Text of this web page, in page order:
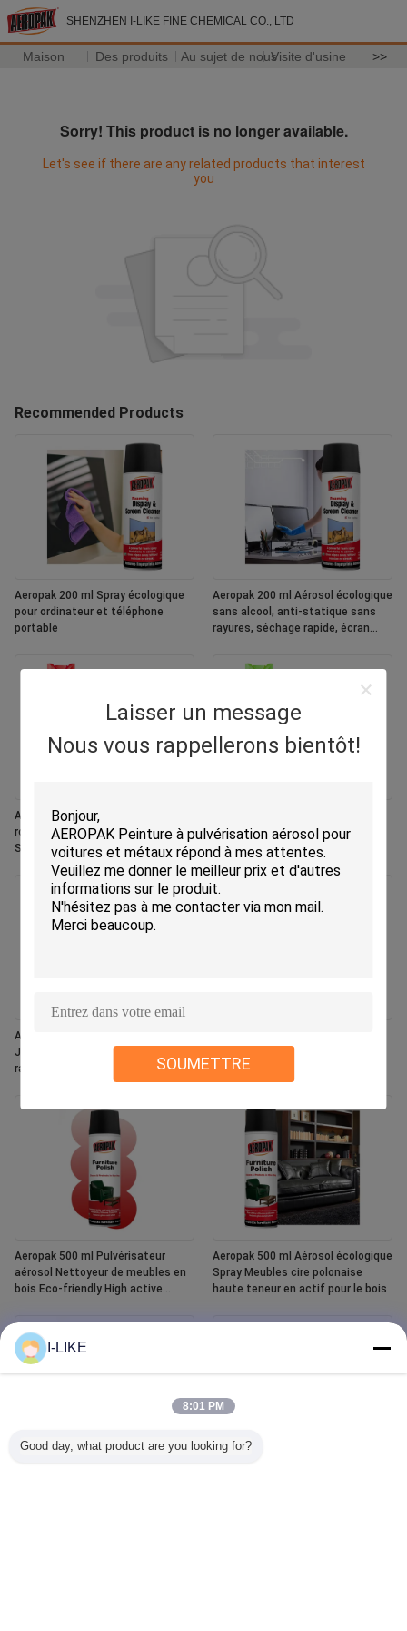
SHENZHEN I-LIKE FINE CHEMICAL CO., LTD
Maison Des produits Au sujet de nousVisite d'usine >>
Laisser un message
Nous vous rappellerons bientôt!
SOUMETTRE
Sorry! This product is no longer available.
Let's see if there are any related products that interest
you
Recommended Products
Aeropak 200 ml Spray écologique
pour ordinateur et téléphone
portable
Aeropak 200 ml Aérosol écologique
sans alcool, anti-statique sans
rayures, séchage rapide, écran
Aeropak 330ml Aérosol écologique
rose parfumé rafraîchisseur d'air
Spray pour la maison et la voiture
à l'intérieur de l'utilisation durable
parfum de jasmin, éliminateur
d'odeurs efficace, désodorisant
durable, écologique, sans danger
pour les animaux et les enfants
Aeropak 330 ml Aérosol frais
Jasmin Parfum Spray
rafraîchissant l' air
cuisine multi-surfaces sans
résidus spray de nettoyage à
Aeropak 500 ml Pulvérisateur
aérosol Nettoyeur de meubles en
bois Eco-friendly High active
pour le bois
Aeropak 500 ml Aérosol écologique
Spray Meubles cire polonaise
haute teneur en actif pour le bois
I-LIKE
8:01 PM
Good day, what product are you looking for?